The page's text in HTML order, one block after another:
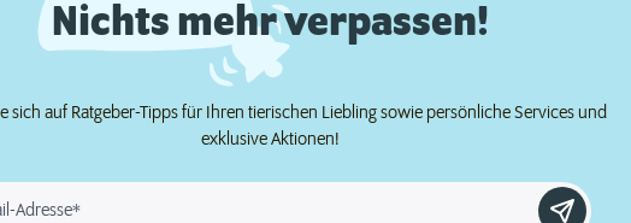
Nichts mehr verpassen!
sich auf Ratgeber-Tipps für Ihren tierischen Liebling sowie persönliche Services und
exklusive Aktionen!
Adresse*